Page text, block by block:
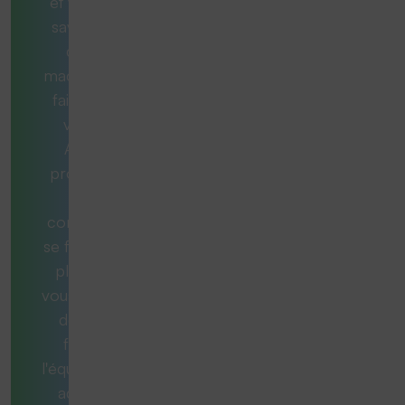
savez pas
quelle
machine est
faite pour
vous ?
Aucun
problème.
consultants
se feront un
plaisir de
vous aider et
de vous
fournir
l'équipement
adéquat.